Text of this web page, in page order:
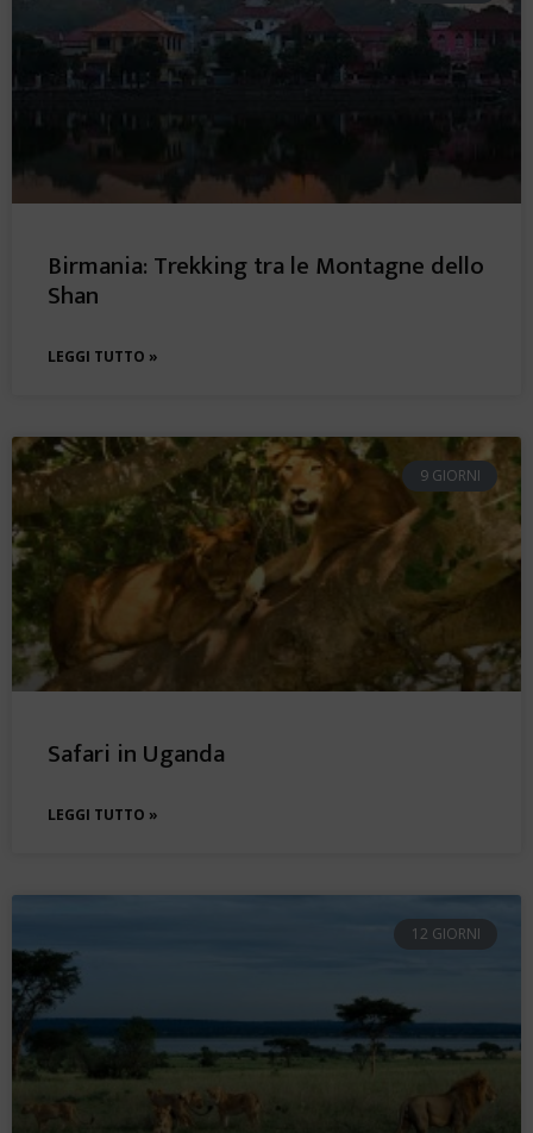
Birmania: Trekking tra le Montagne dello
Shan
LEGGI TUTTO »
9 GIORNI
Safari in Uganda
LEGGI TUTTO »
12 GIORNI